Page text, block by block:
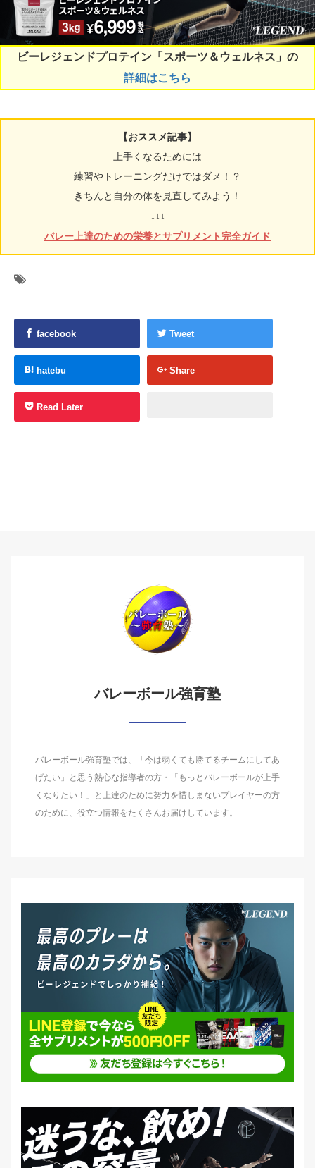
ビーレジェンドプロテイン「スポーツ＆ウェルネス」の
詳細はこちら
【おススメ記事】
上手くなるためには
練習やトレーニングだけではダメ！？
きちんと自分の体を見直してみよう！
↓↓↓
バレー上達のための栄養とサプリメント完全ガイド
facebook Tweet
hatebu Share
Read Later
バレーボール強育塾
バレーボール強育塾では、「今は弱くても勝てるチームにしてあ
げたい」と思う熱心な指導者の方・「もっとバレーボールが上手
くなりたい！」と上達のために努力を惜しまないプレイヤーの方
のために、役立つ情報をたくさんお届けしています。